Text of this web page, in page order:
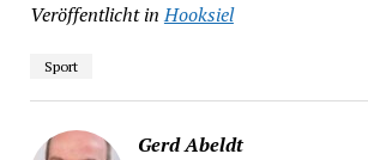
Veröffentlicht in Hooksiel
Sport
Gerd Abeldt